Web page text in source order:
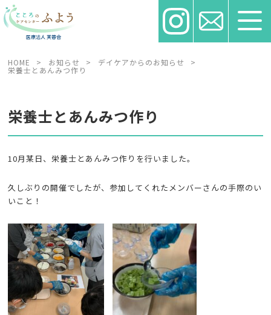
HOME > お知らせ > デイケアからのお知らせ >
栄養士とあんみつ作り
栄養士とあんみつ作り
10月某日、栄養士とあんみつ作りを行いました。
久しぶりの開催でしたが、参加してくれたメンバーさんの手際のい
いこと！